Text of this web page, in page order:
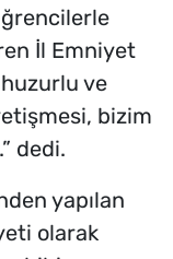
İl Emniyet
ve
bizim
dedi.
yapılan
olarak